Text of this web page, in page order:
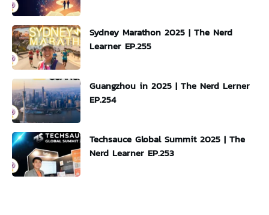
Sydney Marathon 2025 | The Nerd
Learner EP.255
Guangzhou in 2025 | The Nerd Lerner
EP.254
Techsauce Global Summit 2025 | The
Nerd Learner EP.253